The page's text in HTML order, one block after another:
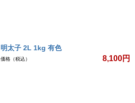
明太子 2L 1kg 有色
価格（税込） 8,100円